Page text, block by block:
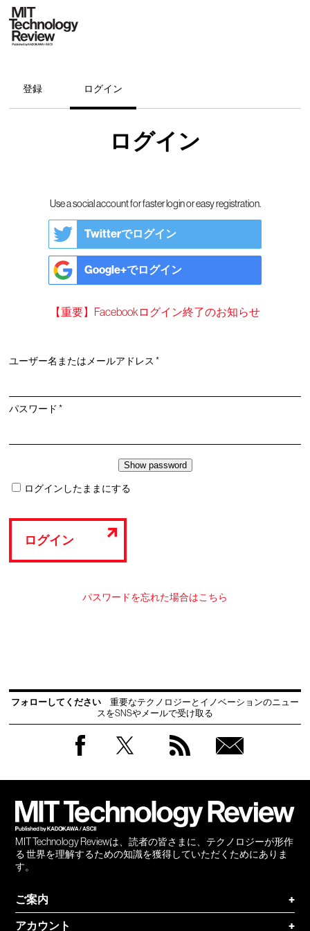
登録 ログイン
ログイン
Use a social account for faster login or easy registration.
Twitterでログイン
Google+でログイン
【重要】Facebookログイン終了のお知らせ
ユーザー名またはメールアドレス*必
パスワード*必
ログインしたままにする
ログイン
パスワードを忘れた場合はこちら
フォローしてください
重要なテクノロジーとイノベーションのニュー
スをSNSやメールで受け取る
MIT Technology Reviewは、読者の皆さまに、テクノロジーが形作
る 世界を理解するための知識を獲得していただくためにありま
す。
ご案内
+
アカウント
+